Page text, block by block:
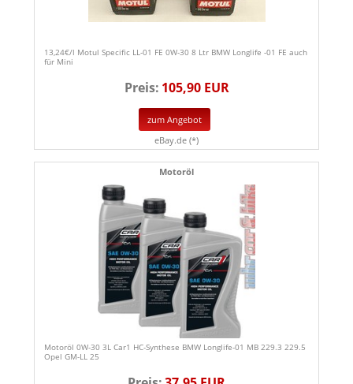
13,24€/l Motul Specific LL-01 FE 0W-30 8 Ltr BMW Longlife -01 FE auch
für Mini
Preis: 105,90 EUR
zum Angebot
eBay.de (*)
Motoröl
Motoröl 0W-30 3L Car1 HC-Synthese BMW Longlife-01 MB 229.3 229.5
Opel GM-LL 25